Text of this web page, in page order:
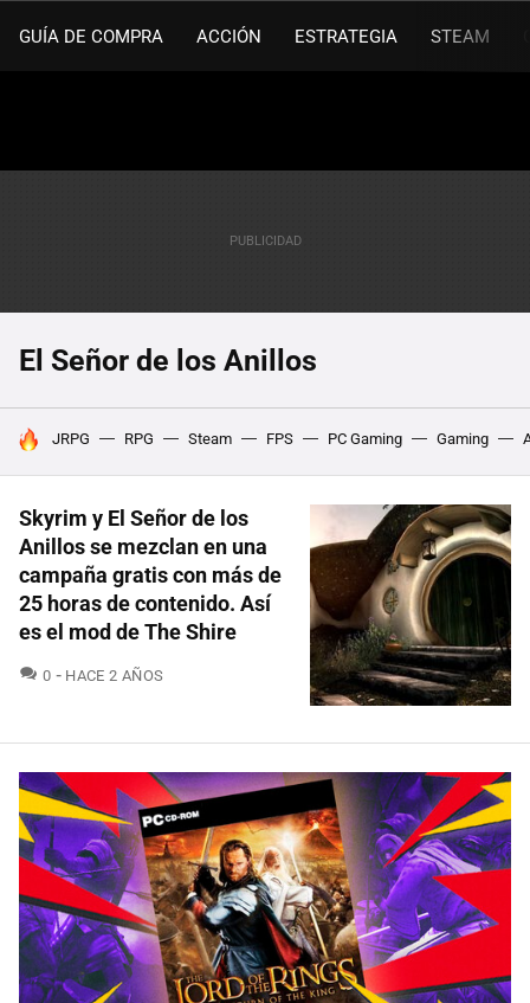
GUÍA DE COMPRA ACCIÓN ESTRATEGIA STEAM
El Señor de los Anillos
HOY SE HABLA DE
JRPG RPG Steam FPS PC Gaming Gaming
Skyrim y El Señor de los
Anillos se mezclan en una
campaña gratis con más de
25 horas de contenido. Así
es el mod de The Shire
0 COMENTARIOS
HACE 2 AÑOS